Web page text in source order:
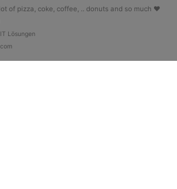
of pizza, coke, coffee, .. donuts and so much ♥
Lösungen